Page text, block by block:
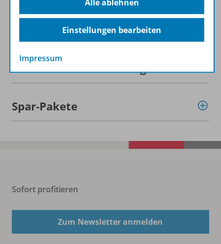
Beschreibung
Weitere Inhalte der Ausgabe
Spar-Pakete
Sofort profitieren
Zum Newsletter anmelden
Alle ablehnen
Einstellungen bearbeiten
Impressum